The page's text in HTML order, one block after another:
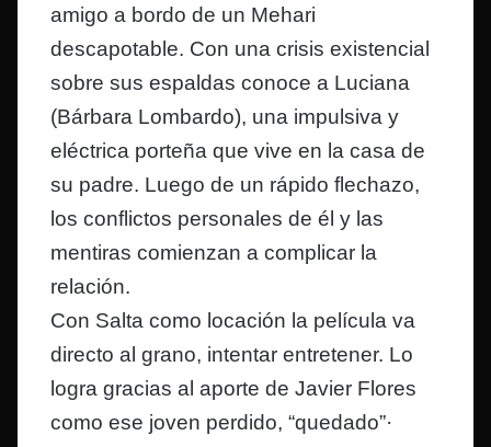
amigo a bordo de un Mehari
descapotable. Con una crisis existencial
sobre sus espaldas conoce a Luciana
(Bárbara Lombardo), una impulsiva y
eléctrica porteña que vive en la casa de
su padre. Luego de un rápido flechazo,
los conflictos personales de él y las
mentiras comienzan a complicar la
relación.
Con Salta como locación la película va
directo al grano, intentar entretener. Lo
logra gracias al aporte de Javier Flores
como ese joven perdido, “quedado”·